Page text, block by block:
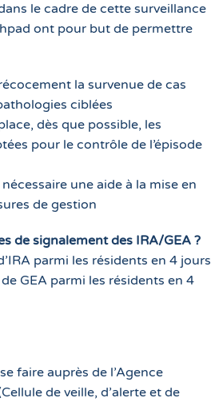
le cadre de cette surveillance
ont pour but de permettre
la survenue de cas
ciblées
dès que possible, les
pour le contrôle de l’épisode
une aide à la mise en
de gestion
de signalement des IRA/GEA ?
parmi les résidents en 4 jours
GEA parmi les résidents en 4
faire auprès de l’Agence
de veille, d’alerte et de